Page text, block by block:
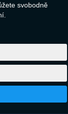
svobodně